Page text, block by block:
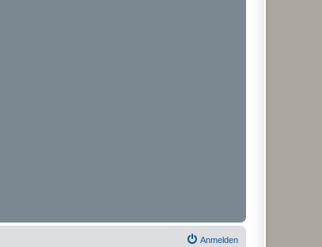
Anmelden